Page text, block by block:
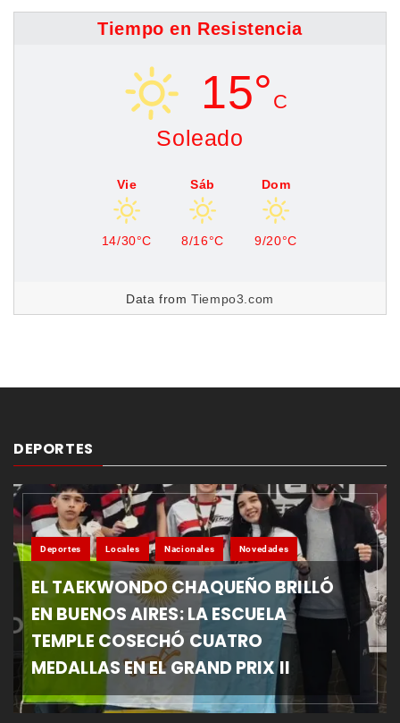
Tiempo en Resistencia
15° C
Soleado
Vie
14/30°C
Sáb
8/16°C
Dom
9/20°C
Data fromTiempo3.com
DEPORTES
Deportes Locales Nacionales Novedades
EL TAEKWONDO CHAQUEÑO BRILLÓ
EN BUENOS AIRES: LA ESCUELA
TEMPLE COSECHÓ CUATRO
MEDALLAS EN EL GRAND PRIX II